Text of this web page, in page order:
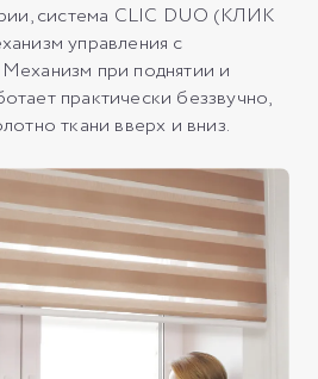
система CLIC DUO (КЛИК
управления с
при поднятии и
практически беззвучно,
ткани вверх и вниз.